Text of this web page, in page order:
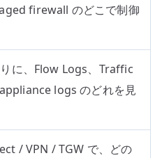
firewall のどこで制御
に、Flow Logs、Traffic
logs のどれを見
/ VPN / TGW で、どの